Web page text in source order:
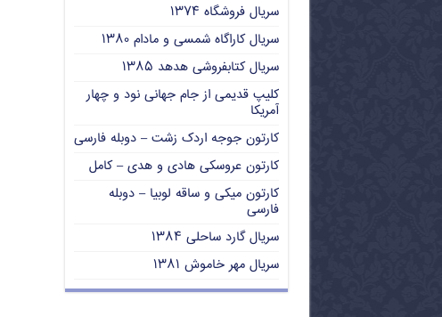
سریال فروشگاه ۱۳۷۴
سریال کاراگاه شمسی و مادام ۱۳۸۰
سریال کتابفروشی هدهد ۱۳۸۵
کلیپ قدیمی از جام جهانی نود و چهار
آمریکا
کارتون جوجه اردک زشت – دوبله فارسی
کارتون عروسکی هادی و هدی – کامل
کارتون میکی و ساقه لوبیا – دوبله
فارسی
سریال گارد ساحلی ۱۳۸۴
سریال مهر خاموش ۱۳۸۱